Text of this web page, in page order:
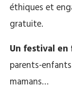
éthiques et
gratuite.
Un festival en
parents-
mamans…